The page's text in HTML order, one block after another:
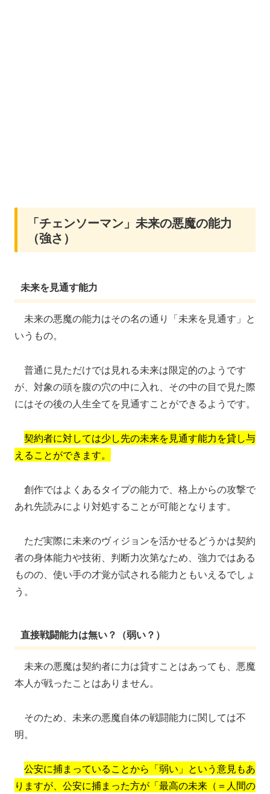
「チェンソーマン」未来の悪魔の能力
（強さ）
未来を見通す能力
未来の悪魔の能力はその名の通り「未来を見通す」と
いうもの。
普通に見ただけでは見れる未来は限定的のようです
が、対象の頭を腹の穴の中に入れ、その中の目で見た際
にはその後の人生全てを見通すことができるようです。
契約者に対しては少し先の未来を見通す能力を貸し与
えることができます。
創作ではよくあるタイプの能力で、格上からの攻撃で
あれ先読みにより対処することが可能となります。
ただ実際に未来のヴィジョンを活かせるどうかは契約
者の身体能力や技術、判断力次第なため、強力ではある
ものの、使い手の才覚が試される能力ともいえるでしょ
う。
直接戦闘能力は無い？（弱い？）
未来の悪魔は契約者に力は貸すことはあっても、悪魔
本人が戦ったことはありません。
そのため、未来の悪魔自体の戦闘能力に関しては不
明。
公安に捕まっていることから「弱い」という意見もあ
りますが、公安に捕まった方が「最高の未来（＝人間の